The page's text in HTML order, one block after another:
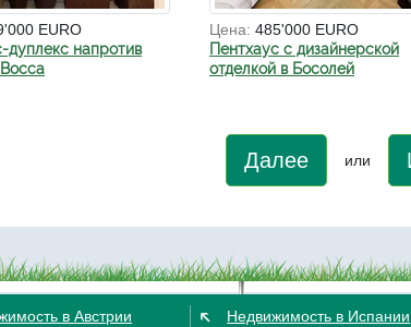
EURO
дуплекс напротив
Цена: 485'000 EURO
Пентхаус с дизайнерской
отделкой в Босолей
Далее или
в Австрии
Недвижимость в Испании